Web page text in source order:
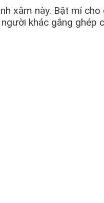
xâm này. Bật mí
khác gắng ghép